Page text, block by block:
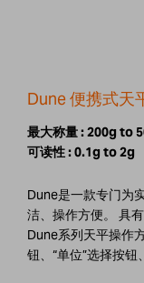
Dune 便携式天
最大称量 :200g to
可读性 :0.1g to 2g
Dune是一款专门为
洁、操作方便。 具
Dune系列天平操作
钮、“单位”选择按钮